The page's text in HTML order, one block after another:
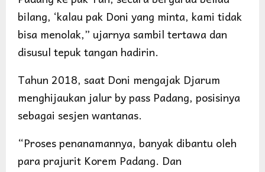
bilang, ‘kalau pak Doni yang minta, kami tidak
bisa menolak,” ujarnya sambil tertawa dan
disusul tepuk tangan hadirin.
Tahun 2018, saat Doni mengajak Djarum
menghijaukan jalur by pass Padang, posisinya
sebagai sesjen wantanas.
“Proses penanamannya, banyak dibantu oleh
para prajurit Korem Padang. Dan